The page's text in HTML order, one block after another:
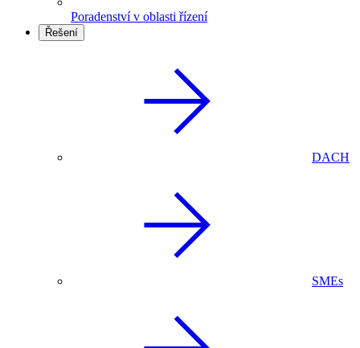
Poradenství v oblasti řízení
Řešení
DACH
SMEs